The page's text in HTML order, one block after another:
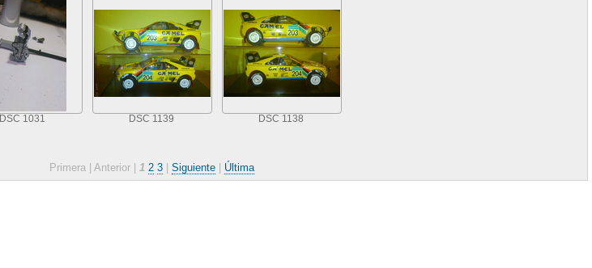
DSC 1031 DSC 1139 DSC 1138
Primera | Anterior | 1 2 3 Siguiente Última